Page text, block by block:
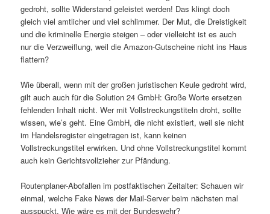
gedroht, sollte Widerstand geleistet werden! Das klingt doch
gleich viel amtlicher und viel schlimmer. Der Mut, die Dreistigkeit
und die kriminelle Energie steigen – oder vielleicht ist es auch
nur die Verzweiflung, weil die Amazon-Gutscheine nicht ins Haus
flattern?
Wie überall, wenn mit der großen juristischen Keule gedroht wird,
gilt auch auch für die Solution 24 GmbH: Große Worte ersetzen
fehlenden Inhalt nicht. Wer mit Vollstreckungstiteln droht, sollte
wissen, wie’s geht. Eine GmbH, die nicht existiert, weil sie nicht
im Handelsregister eingetragen ist, kann keinen
Vollstreckungstitel erwirken. Und ohne Vollstreckungstitel kommt
auch kein Gerichtsvollzieher zur Pfändung.
Routenplaner-Abofallen im postfaktischen Zeitalter: Schauen wir
einmal, welche Fake News der Mail-Server beim nächsten mal
ausspuckt. Wie wäre es mit der Bundeswehr?